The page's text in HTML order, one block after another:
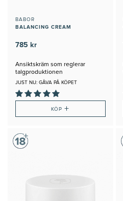
BABOR
BALANCING CREAM
785 kr
Ansiktskräm som reglerar
talgproduktionen
JUST NU: GÅVA PÅ KÖPET
KÖP+